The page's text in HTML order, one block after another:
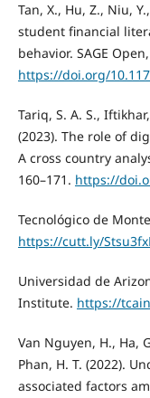
Tan, X., Hu, Z., Niu,
student financial
behavior. SAGE
https://doi.org/
Tariq, S. A. S.,
(2023). The role of
A cross country
160–171. https://
Tecnológico de
https://cutt.ly/
Universidad de
Institute. https://
Van Nguyen, H., Ha,
Phan, H. T. (2022).
associated factors